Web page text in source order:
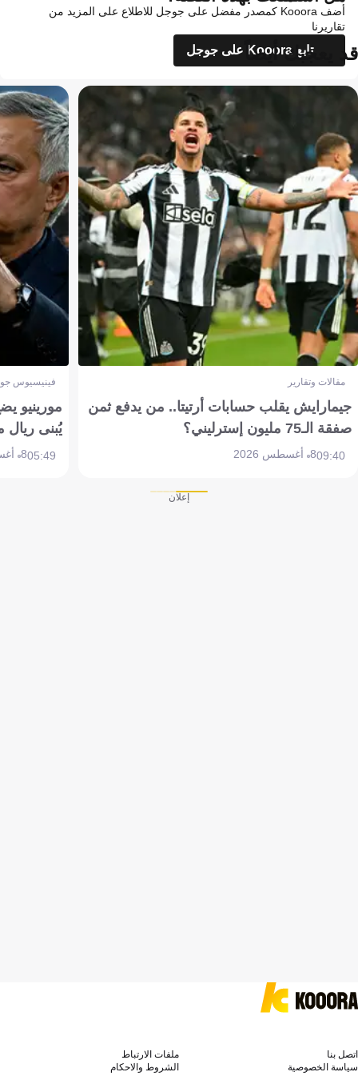
أضف Kooora كمصدر مفضل على جوجل للاطلاع على المزيد من
تقاريرنا
تابع Kooora على جوجل
قد يعجبك أيضاً
مقالات وتقارير
جيمارايش يقلب حسابات أرتيتا.. من يدفع ثمن
صفقة الـ75 مليون إسترليني؟
09:408 أغسطس 2026
فينيسيوس
مورينيو
يُبنى ريال
05:498 أغسطس 2026
إعلان
اتصل بنا
ملفات الارتباط
سياسة الخصوصية
الشروط والاحكام